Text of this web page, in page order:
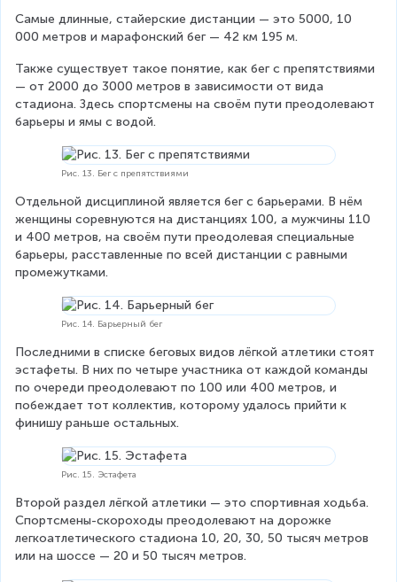
Самые длинные, стайерские дистанции — это 5000, 10
000 метров и марафонский бег — 42 км 195 м.
Также существует такое понятие, как бег с препятствиями
— от 2000 до 3000 метров в зависимости от вида
стадиона. Здесь спортсмены на своём пути преодолевают
барьеры и ямы с водой.
Рис. 13. Бег с препятствиями
Отдельной дисциплиной является бег с барьерами. В нём
женщины соревнуются на дистанциях 100, а мужчины 110
и 400 метров, на своём пути преодолевая специальные
барьеры, расставленные по всей дистанции с равными
промежутками.
Рис. 14. Барьерный бег
Последними в списке беговых видов лёгкой атлетики стоят
эстафеты. В них по четыре участника от каждой команды
по очереди преодолевают по 100 или 400 метров, и
побеждает тот коллектив, которому удалось прийти к
финишу раньше остальных.
Рис. 15. Эстафета
Второй раздел лёгкой атлетики — это спортивная ходьба.
Спортсмены-скороходы преодолевают на дорожке
легкоатлетического стадиона 10, 20, 30, 50 тысяч метров
или на шоссе — 20 и 50 тысяч метров.